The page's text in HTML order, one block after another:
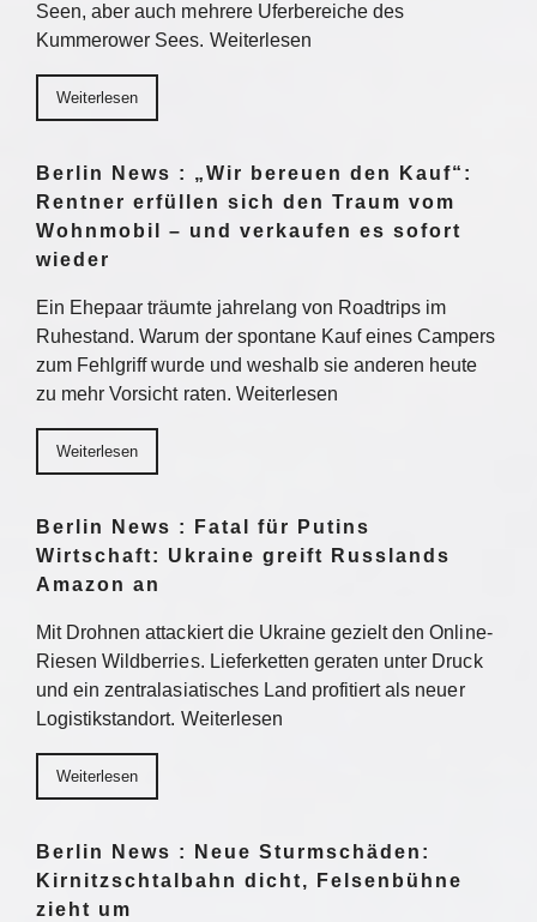
Seen, aber auch mehrere Uferbereiche des
Kummerower Sees. Weiterlesen
Weiterlesen
Berlin News : „Wir bereuen den Kauf“:
Rentner erfüllen sich den Traum vom
Wohnmobil – und verkaufen es sofort
wieder
Ein Ehepaar träumte jahrelang von Roadtrips im
Ruhestand. Warum der spontane Kauf eines Campers
zum Fehlgriff wurde und weshalb sie anderen heute
zu mehr Vorsicht raten. Weiterlesen
Weiterlesen
Berlin News : Fatal für Putins
Wirtschaft: Ukraine greift Russlands
Amazon an
Mit Drohnen attackiert die Ukraine gezielt den Online-
Riesen Wildberries. Lieferketten geraten unter Druck
und ein zentralasiatisches Land profitiert als neuer
Logistikstandort. Weiterlesen
Weiterlesen
Berlin News : Neue Sturmschäden:
Kirnitzschtalbahn dicht, Felsenbühne
zieht um